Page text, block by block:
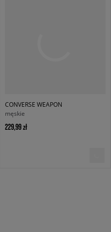
CONVERSE WEAPON
męskie
229,99 zł